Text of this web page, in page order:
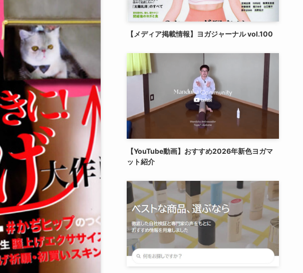
【メディア掲載情報】ヨガジャーナル vol.100
【YouTube動画】おすすめ2026年新色ヨガマ
ット紹介